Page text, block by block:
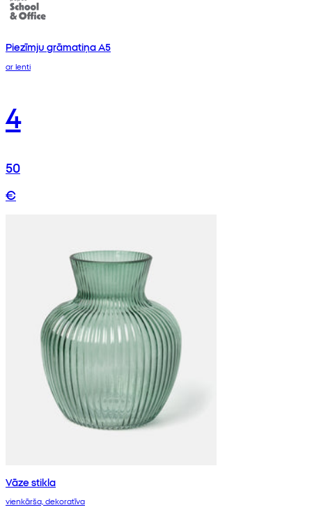
Piezīmju grāmatiņa A5
ar lenti
4
50
€
Vāze stikla
vienkārša, dekoratīva